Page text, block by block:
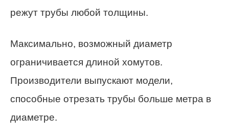
режут трубы любой толщины.
Максимально, возможный диаметр
ограничивается длиной хомутов.
Производители выпускают модели,
способные отрезать трубы больше метра в
диаметре.